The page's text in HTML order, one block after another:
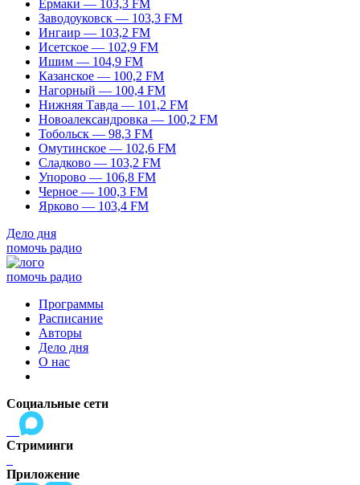
Ермаки — 103,3 FM
Заводоуковск — 103,3 FM
Ингаир — 103,2 FM
Исетское — 102,9 FM
Ишим — 104,9 FM
Казанское — 100,2 FM
Нагорный — 100,4 FM
Нижняя Тавда — 101,2 FM
Новоалександровка — 100,2 FM
Тобольск — 98,3 FM
Омутинское — 102,6 FM
Сладково — 103,2 FM
Упорово — 106,8 FM
Черное — 100,3 FM
Ярково — 103,4 FM
Дело дня
помочь радио
помочь радио
Программы
Расписание
Авторы
Дело дня
О нас
Социальные сети
Стриминги
Приложение